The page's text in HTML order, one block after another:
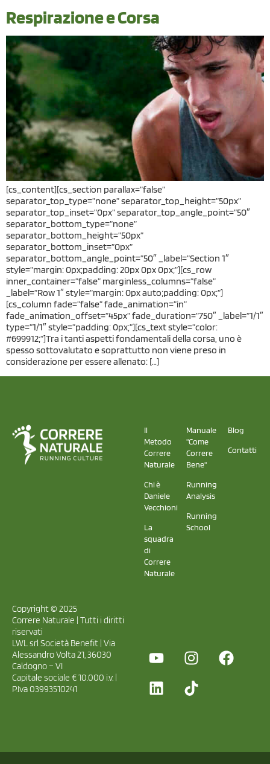
Respirazione e Corsa
[cs_content][cs_section parallax=”false”
separator_top_type=”none” separator_top_height=”50px”
separator_top_inset=”0px” separator_top_angle_point=”50″
separator_bottom_type=”none”
separator_bottom_height=”50px”
separator_bottom_inset=”0px”
separator_bottom_angle_point=”50″ _label=”Section 1″
style=”margin: 0px;padding: 20px 0px 0px;”][cs_row
inner_container=”false” marginless_columns=”false”
_label=”Row 1″ style=”margin: 0px auto;padding: 0px;”]
[cs_column fade=”false” fade_animation=”in”
fade_animation_offset=”45px” fade_duration=”750″ _label=”1/1″
type=”1/1″ style=”padding: 0px;”][cs_text style=”color:
#699912;”]Tra i tanti aspetti fondamentali della corsa, uno è
spesso sottovalutato e soprattutto non viene preso in
considerazione per essere allenato: […]
Il
Metodo
Correre
Naturale
Chi è
Daniele
Vecchioni
La
squadra
di
Correre
Naturale
Manuale
"Come
Correre
Bene"
Running
Analysis
Running
School
Blog
Contatti
Copyright © 2025
Correre Naturale | Tutti i diritti
riservati
LWL srl Società Benefit | Via
Alessandro Volta 21, 36030
Caldogno – VI
Capitale sociale € 10.000 i.v. |
P.Iva 03993510241